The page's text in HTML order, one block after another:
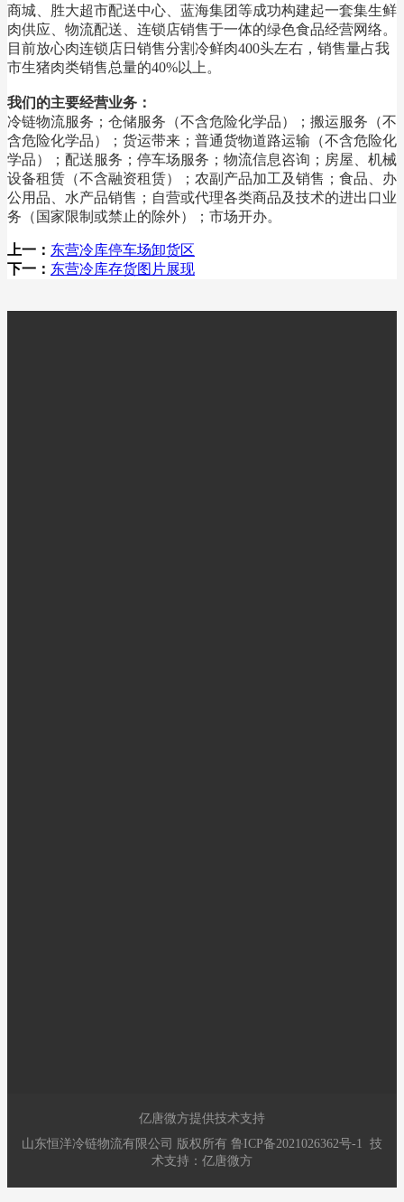
商城、胜大超市配送中心、蓝海集团等成功构建起一套集生鲜
肉供应、物流配送、连锁店销售于一体的绿色食品经营网络。
目前放心肉连锁店日销售分割冷鲜肉400头左右，销售量占我
市生猪肉类销售总量的40%以上。
我们的主要经营业务：
冷链物流服务；仓储服务（不含危险化学品）；搬运服务（不
含危险化学品）；货运带来；普通货物道路运输（不含危险化
学品）；配送服务；停车场服务；物流信息咨询；房屋、机械
设备租赁（不含融资租赁）；农副产品加工及销售；食品、办
公用品、水产品销售；自营或代理各类商品及技术的进出口业
务（国家限制或禁止的除外）；市场开办。
上一： 东营冷库停车场卸货区
下一： 东营冷库存货图片展现
亿唐微方提供技术支持
山东恒洋冷链物流有限公司 版权所有 鲁ICP备2021026362号-1
技
术支持： 亿唐微方